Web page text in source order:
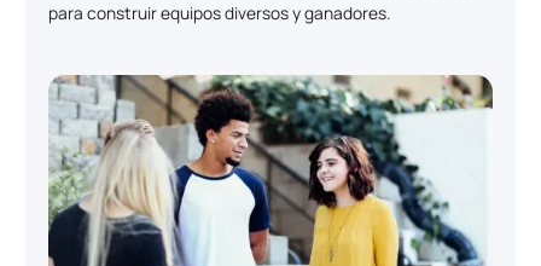
para construir equipos diversos y ganadores.